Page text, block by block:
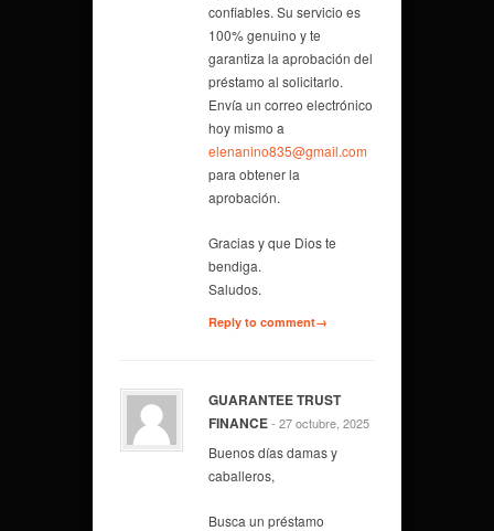
confiables. Su servicio es
100% genuino y te
garantiza la aprobación del
préstamo al solicitarlo.
Envía un correo electrónico
hoy mismo a
elenanino835@gmail.com
para obtener la
aprobación.
Gracias y que Dios te
bendiga.
Saludos.
Reply to comment→
GUARANTEE TRUST
FINANCE- 27 octubre, 2025
Buenos días damas y
caballeros,
Busca un préstamo